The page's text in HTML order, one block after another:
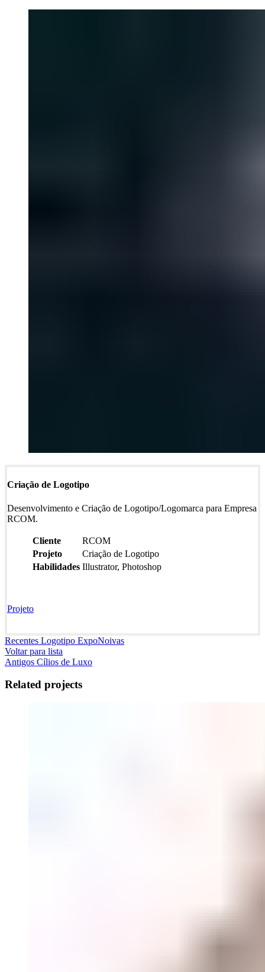
Criação de Logotipo
Desenvolvimento e Criação de Logotipo/Logomarca para Empresa
RCOM.
Cliente
RCOM
Projeto
Criação de Logotipo
Habilidades Illustrator, Photoshop
Projeto
Recentes Logotipo ExpoNoivas
Voltar para lista
Antigos Cílios de Luxo
Related projects